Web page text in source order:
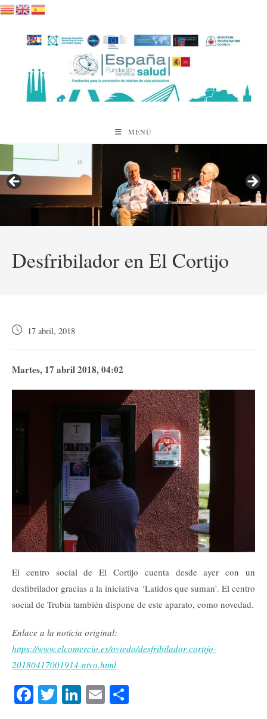
Saltar
contenido
MENÚ
Desfribilador en El Cortijo
Publicación
entrada:
17 abril, 2018
Martes, 17 abril 2018, 04:02
El centro social de El Cortijo cuenta desde ayer con un
desfibrilador gracias a la iniciativa ‘Latidos que suman’. El centro
social de Trubia también dispone de este aparato, como novedad.
Enlace a la noticia original:
https://www.elcomercio.es/oviedo/desfribilador-cortijo-
20180417001914-ntvo.html
Fa T Li E